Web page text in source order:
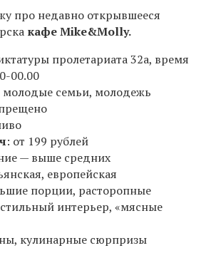
про недавно открывшееся
кафе Mike&Molly.
пролетариата 32а, время
00.00
молодые семьи, молодежь
: от 199 рублей
— выше средних
европейская
порции, расторопные
интерьер, «мясные
кулинарные сюрпризы